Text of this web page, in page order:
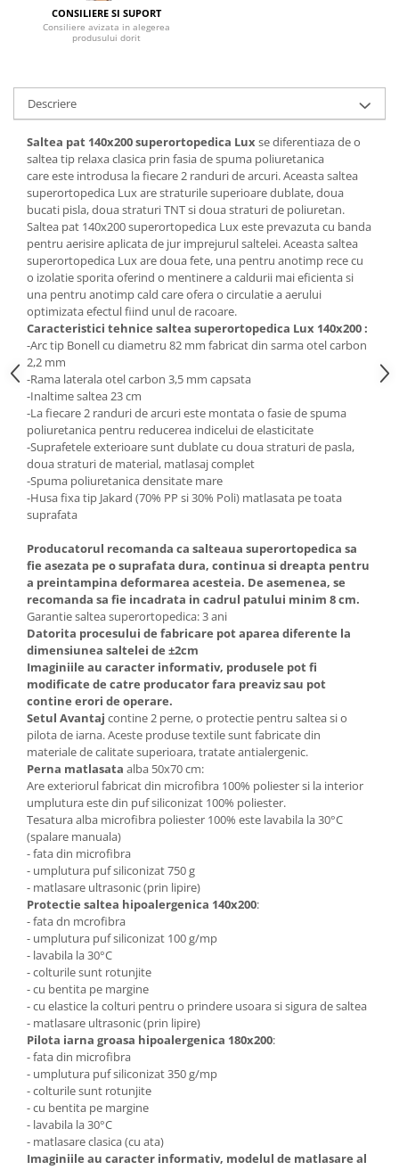
Mese gradinita
Scaune gradinita
Mobilier copii
Mobila camera copii
Scaune birou pentru copii
Saltele patuturi copii
Paturi copii
Masa si scaune gradinita
Seturi comode living si dormitor
CONSILIERE SI SUPORT
Consiliere avizata in alegerea
produsului dorit
Descriere
Saltea pat 140x200 superortopedica Luxse diferentiaza de o
saltea tip relaxa clasica prin fasia de spuma poliuretanica
care este introdusa la fiecare 2 randuri de arcuri. Aceasta saltea
superortopedica Lux are straturile superioare dublate, doua
bucati pisla, doua straturi TNT si doua straturi de poliuretan.
Saltea pat 140x200 superortopedica Lux este prevazuta cu banda
pentru aerisire aplicata de jur imprejurul saltelei. Aceasta saltea
superortopedica Lux are doua fete, una pentru anotimp rece cu
o izolatie sporita oferind o mentinere a caldurii mai eficienta si
una pentru anotimp cald care ofera o circulatie a aerului
optimizata efectul fiind unul de racoare.
Caracteristici tehnice saltea superortopedica Lux 140x200 :
-Arc tip Bonell cu diametru 82 mm fabricat din sarma otel carbon
2,2 mm
-Rama laterala otel carbon 3,5 mm capsata
-Inaltime saltea 23 cm
-La fiecare 2 randuri de arcuri este montata o fasie de spuma
poliuretanica pentru reducerea indicelui de elasticitate
-Suprafetele exterioare sunt dublate cu doua straturi de pasla,
doua straturi de material, matlasaj complet
-Spuma poliuretanica densitate mare
-Husa fixa tip Jakard (70% PP si 30% Poli) matlasata pe toata
suprafata
Producatorul recomanda ca salteaua superortopedica sa
fie asezata pe o suprafata dura, continua si dreapta pentru
a preintampina deformarea acesteia. De asemenea, se
recomanda sa fie incadrata in cadrul patului minim 8 cm.
Garantie saltea superortopedica: 3 ani
Datorita procesului de fabricare pot aparea diferente la
dimensiunea saltelei de ±2cm
Imaginiile au caracter informativ, produsele pot fi
modificate de catre producator fara preaviz sau pot
contine erori de operare.
Setul Avantaj contine 2 perne, o protectie pentru saltea si o
pilota de iarna. Aceste produse textile sunt fabricate din
materiale de calitate superioara, tratate antialergenic.
Perna matlasata alba 50x70 cm:
Are exteriorul fabricat din microfibra 100% poliester si la interior
umplutura este din puf siliconizat 100% poliester.
Tesatura alba microfibra poliester 100% este lavabila la 30°C
(spalare manuala)
- fata din microfibra
- umplutura puf siliconizat 750 g
- matlasare ultrasonic (prin lipire)
Protectie saltea hipoalergenica 140x200:
- fata dn mcrofibra
- umplutura puf siliconizat 100 g/mp
- lavabila la 30°C
- colturile sunt rotunjite
- cu bentita pe margine
- cu elastice la colturi pentru o prindere usoara si sigura de saltea
- matlasare ultrasonic (prin lipire)
Pilota iarna groasa hipoalergenica 180x200:
- fata din microfibra
- umplutura puf siliconizat 350 g/mp
- colturile sunt rotunjite
- cu bentita pe margine
- lavabila la 30°C
- matlasare clasica (cu ata)
Imaginiile au caracter informativ, modelul de matlasare al